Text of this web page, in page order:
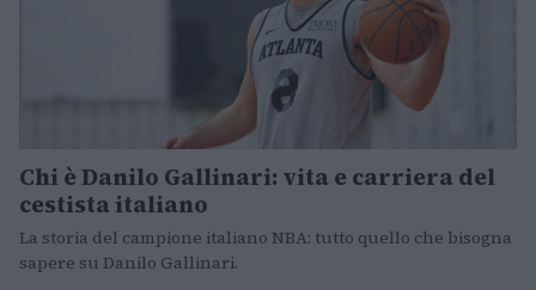
Chi è Danilo Gallinari: vita e carriera del
cestista italiano
La storia del campione italiano NBA: tutto quello che bisogna
sapere su Danilo Gallinari.